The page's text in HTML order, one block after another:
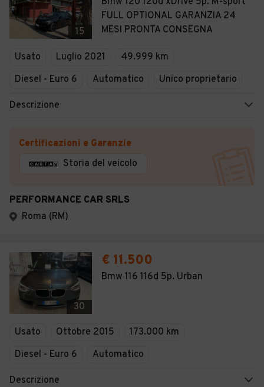
15
FULL OPTIONAL GARANZIA 24
MESI PRONTA CONSEGNA
Usato Luglio 2021
49.999 km
Diesel - Euro 6
Automatico Unico proprietario
Descrizione
Certificazioni e Garanzie
Storia del veicolo
PERFORMANCE CAR SRLS
Roma (RM)
30
€ 11.500
Bmw 116 116d 5p. Urban
Usato Ottobre 2015
173.000 km
Diesel - Euro 6
Automatico
Descrizione